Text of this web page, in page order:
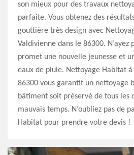
son mieux pour des travaux
parfaite. Vous obtenez des
gouttière très design avec
Valdivienne dans le 86300. N’ayez
promet une nouvelle jeunesse et
eaux de pluie. Nettoyage Habitat
86300 vous garantit un nettoyage
bâtiment soit préservé de tous les
mauvais temps. N’oubliez pas de
Habitat pour prendre votre devis !